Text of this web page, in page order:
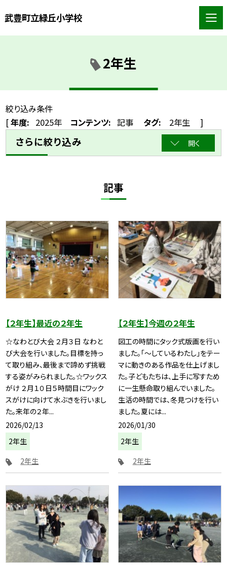
武豊町立緑丘小学校
2年生
絞り込み条件
[年度: 2025年 コンテンツ: 記事 タグ: 2年生 ]
さらに絞り込み 開く
記事
【２年生】最近の２年生
☆なわとび大会 ２月３日 なわと
び大会を行いました。目標を持っ
て取り組み、最後まで諦めず挑戦
する姿がみられました。☆ワックス
がけ ２月１０日５時間目にワック
スがけに向けて水ぶきを行いまし
た。来年の２年...
2026/02/13
2年生
2年生
【２年生】今週の２年生
図工の時間にタック式版画を行い
ました。「～しているわたし」をテー
マに動きのある作品を仕上げまし
た。子どもたちは、上手に写すため
に一生懸命取り組んでいました。
生活の時間では、冬見つけを行い
ました。夏には...
2026/01/30
2年生
2年生